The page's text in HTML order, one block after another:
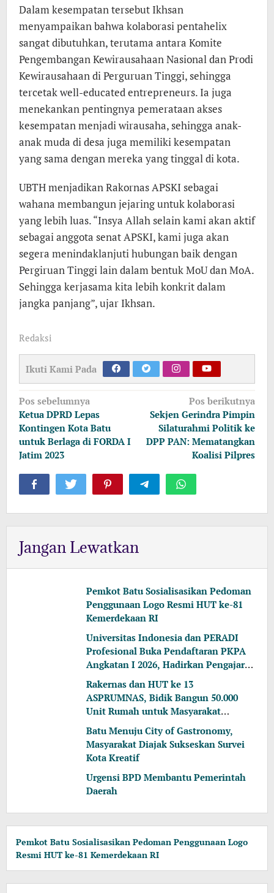
Dalam kesempatan tersebut Ikhsan
menyampaikan bahwa kolaborasi pentahelix
sangat dibutuhkan, terutama antara Komite
Pengembangan Kewirausahaan Nasional dan Prodi
Kewirausahaan di Perguruan Tinggi, sehingga
tercetak well-educated entrepreneurs. Ia juga
menekankan pentingnya pemerataan akses
kesempatan menjadi wirausaha, sehingga anak-
anak muda di desa juga memiliki kesempatan
yang sama dengan mereka yang tinggal di kota.
UBTH menjadikan Rakornas APSKI sebagai
wahana membangun jejaring untuk kolaborasi
yang lebih luas. “Insya Allah selain kami akan aktif
sebagai anggota senat APSKI, kami juga akan
segera menindaklanjuti hubungan baik dengan
Pergiruan Tinggi lain dalam bentuk MoU dan MoA.
Sehingga kerjasama kita lebih konkrit dalam
jangka panjang”, ujar Ikhsan.
Redaksi
Ikuti Kami Pada
Navigasi
pos
Pos sebelumnya
Ketua DPRD Lepas
Kontingen Kota Batu
untuk Berlaga di FORDA I
Jatim 2023
Pos berikutnya
Sekjen Gerindra Pimpin
Silaturahmi Politik ke
DPP PAN: Mematangkan
Koalisi Pilpres
Jangan Lewatkan
Pemkot Batu Sosialisasikan Pedoman
Penggunaan Logo Resmi HUT ke-81
Kemerdekaan RI
Universitas Indonesia dan PERADI
Profesional Buka Pendaftaran PKPA
Angkatan I 2026, Hadirkan Pengajar
dari MA, Kejaksaan hingga KPK
Rakernas dan HUT ke 13
ASPRUMNAS, Bidik Bangun 50.000
Unit Rumah untuk Masyarakat
Berpenghasilan Rendah
Batu Menuju City of Gastronomy,
Masyarakat Diajak Sukseskan Survei
Kota Kreatif
Urgensi BPD Membantu Pemerintah
Daerah
Pemkot Batu Sosialisasikan Pedoman Penggunaan Logo
Resmi HUT ke-81 Kemerdekaan RI